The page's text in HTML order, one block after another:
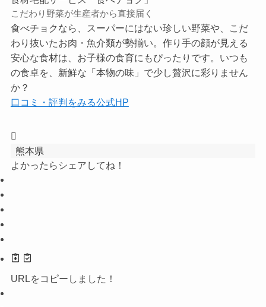
こだわり野菜が生産者から直接届く
食べチョクなら、スーパーにはない珍しい野菜や、こだ
わり抜いたお肉・魚介類が勢揃い。作り手の顔が見える
安心な食材は、お子様の食育にもぴったりです。いつも
の食卓を、新鮮な「本物の味」で少し贅沢に彩りません
か？
口コミ・評判をみる公式HP
熊本県
よかったらシェアしてね！
URLをコピーしました！